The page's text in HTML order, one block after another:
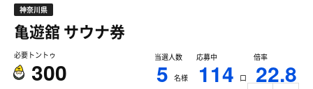
神奈川県
亀遊舘 サウナ券
必要トントゥ
300
当選人数
5 名様
応募中
114 口
倍率
22.8